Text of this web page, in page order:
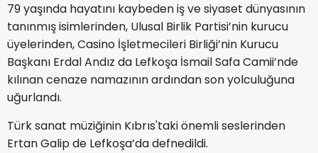
79 yaşında hayatını kaybeden iş ve siyaset dünyasının
tanınmış isimlerinden, Ulusal Birlik Partisi’nin kurucu
üyelerinden, Casino İşletmecileri Birliği’nin Kurucu
Başkanı Erdal Andız da Lefkoşa İsmail Safa Camii’nde
kılınan cenaze namazının ardından son yolculuğuna
uğurlandı.
Türk sanat müziğinin Kıbrıs'taki önemli seslerinden
Ertan Galip de Lefkoşa’da defnedildi.